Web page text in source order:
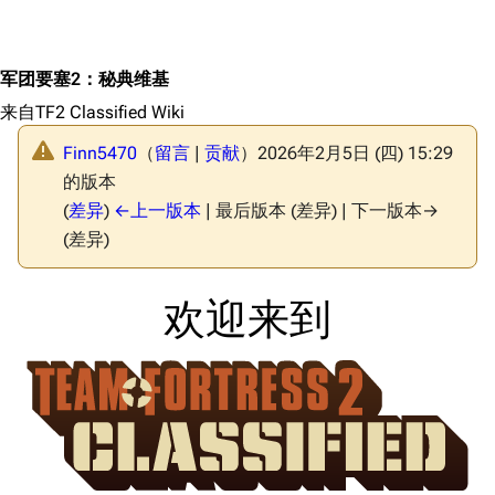
军团要塞2：秘典维基
来自TF2 Classified Wiki
Finn5470 （留言 | 贡献） 2026年2月5日 (四) 15:29
的版本
(差异) ←上一版本 | 最后版本 (差异) | 下一版本→
(差异)
欢迎来到